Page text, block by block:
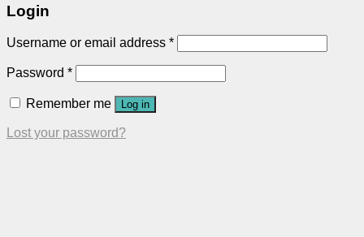
Login
Username or email address *
Password *
Remember me Log in
Lost your password?